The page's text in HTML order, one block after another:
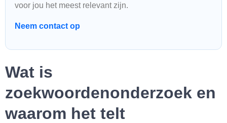
voor jou het meest relevant zijn.
Neem contact op
Wat is
zoekwoordenonderzoek en
waarom het telt